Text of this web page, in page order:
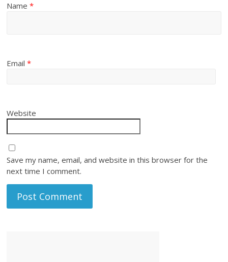
Name*
Email*
Website
Save my name, email, and website in this browser for the
next time I comment.